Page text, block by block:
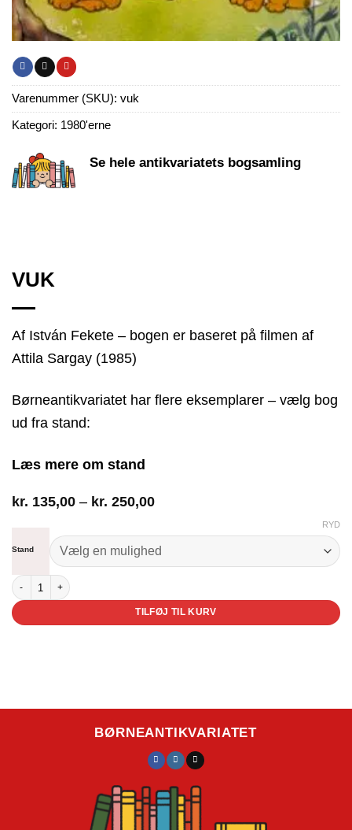
Varenummer (SKU): vuk
Kategori: 1980'erne
Se hele antikvariatets bogsamling
VUK
Af István Fekete – bogen er baseret på filmen af
Attila Sargay (1985)
Børneantikvariatet har flere eksemplarer – vælg bog
ud fra stand:
Læs mere om stand
kr. 135,00 – kr. 250,00Prisinterval:
kr. 250,00
Stand
RYD
VUK antal
TILFØJ TIL KURV
BØRNEANTIKVARIATET